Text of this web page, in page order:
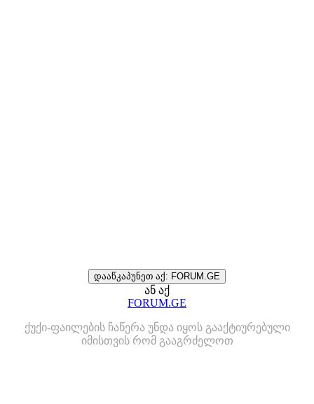
დააწკაპუნეთ აქ: FORUM.GE
ან აქ
FORUM.GE
ქუქი-ფაილების ჩაწერა უნდა იყოს გააქტიურებული
იმისთვის რომ გააგრძელოთ